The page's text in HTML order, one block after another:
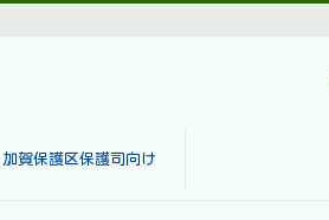
加賀保護区保護司向け